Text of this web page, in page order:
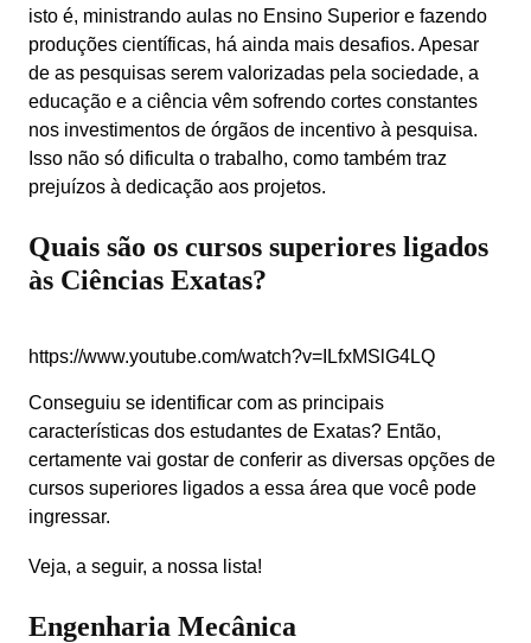
isto é, ministrando aulas no Ensino Superior e fazendo
produções científicas, há ainda mais desafios. Apesar
de as pesquisas serem valorizadas pela sociedade, a
educação e a ciência vêm sofrendo cortes constantes
nos investimentos de órgãos de incentivo à pesquisa.
Isso não só dificulta o trabalho, como também traz
prejuízos à dedicação aos projetos.
Quais são os cursos superiores ligados
às Ciências Exatas?
Conseguiu se identificar com as principais
características dos estudantes de Exatas? Então,
certamente vai gostar de conferir as diversas opções de
cursos superiores ligados a essa área que você pode
ingressar.
Veja, a seguir, a nossa lista!
Engenharia Mecânica